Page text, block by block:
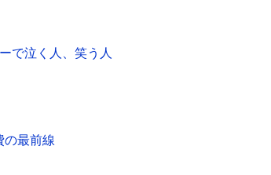
で泣く人、笑う人
の最前線